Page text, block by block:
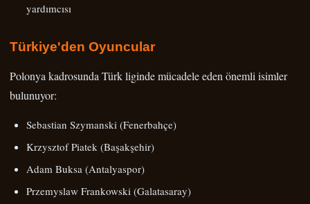
yardımcısı
Türkiye'den Oyuncular
Polonya kadrosunda Türk liginde mücadele eden önemli isimler
bulunuyor:
Sebastian Szymanski (Fenerbahçe)
Krzysztof Piatek (Başakşehir)
Adam Buksa (Antalyaspor)
Przemyslaw Frankowski (Galatasaray)